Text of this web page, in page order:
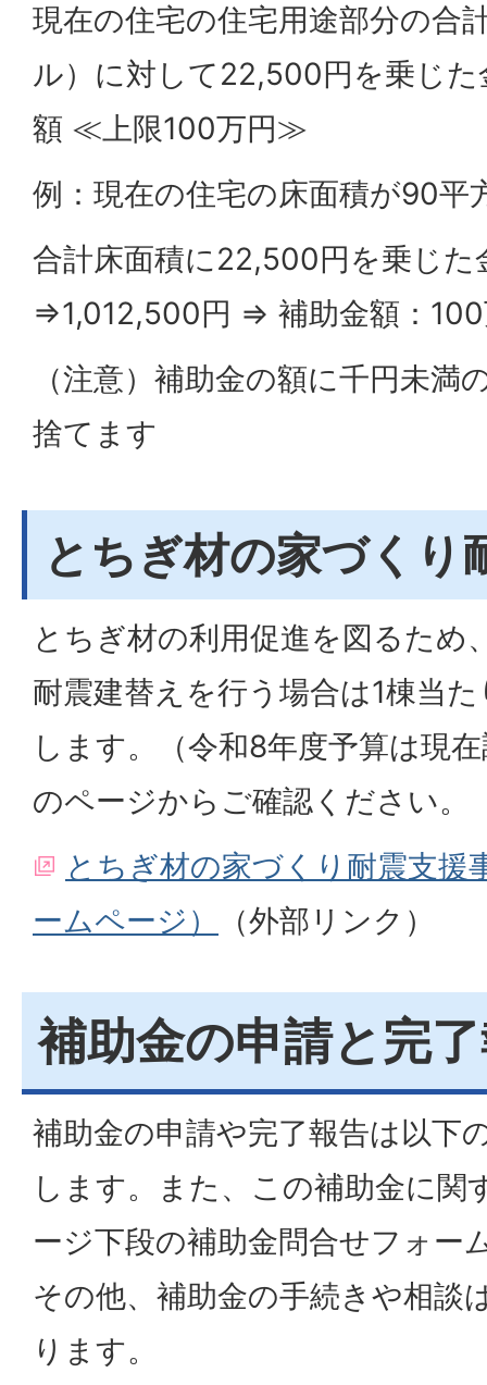
現在の住宅の住宅用途部分の合
ル）に対して22,500円を乗じた
額 ≪上限100万円≫
例：現在の住宅の床面積が90平
合計床面積に22,500円を乗じた
⇒1,012,500円 ⇒ 補助金額：
（注意）補助金の額に千円未満
捨てます
とちぎ材の家づくり
とちぎ材の利用促進を図るため
耐震建替えを行う場合は1棟当
します。（令和8年度予算は現
のページからご確認ください。
とちぎ材の家づくり耐震支援
ームページ）
（外部リンク）
補助金の申請と完
補助金の申請や完了報告は以下
します。また、この補助金に関
ージ下段の補助金問合せフォー
その他、補助金の手続きや相談
ります。